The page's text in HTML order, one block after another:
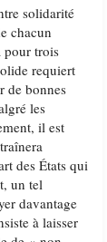
solidarité
chacun
pour trois
requiert
de bonnes
les
il est
des États qui
un tel
davantage
à laisser